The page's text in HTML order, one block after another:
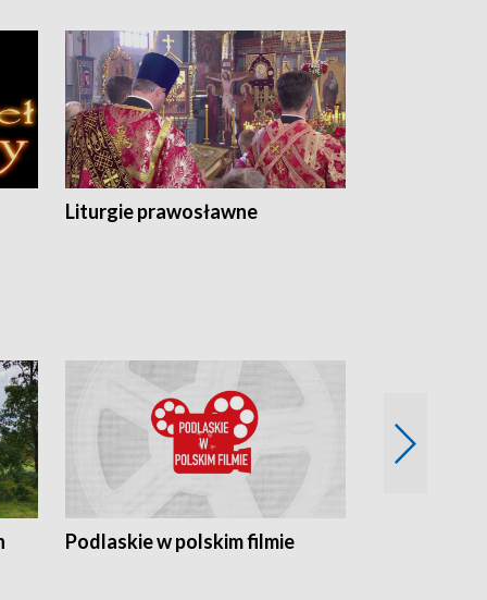
Liturgie prawosławne
Podlaskie w polskim filmie